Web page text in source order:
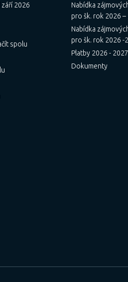
2026
spolu
Nabídka
pro šk. rok 2026 –
Nabídka
pro šk. rok 2026 -
Platby 2026 - 2027
Dokumenty